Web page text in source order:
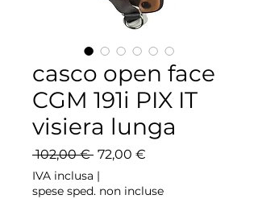
casco open face
CGM 191i PIX IT
visiera lunga
102,00 € Prezzo
regolare
72,00 €
IVA inclusa |
spese sped. non incluse